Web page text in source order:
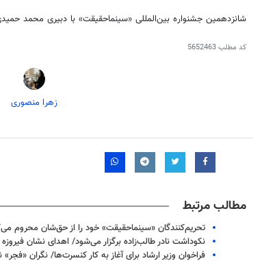
شانزدهمین جشنواره بین‌المللی «سینماحقیقت» با دبیری محمد حمیدی مقدم از ۲۰ تا ۲۵
کد مطلب5652463
زهرا منصوری
مطالب مرتبط
تحریم‌کنندگان «سینماحقیقت» خود را از حق‌شان محروم
نکوداشت نادر طالب‌زاده برگزار می‌شود/ اهدای نشان فیروزه
فراخوان وزیر ارشاد برای آغاز به کار کنسرت‌ها/ نگران